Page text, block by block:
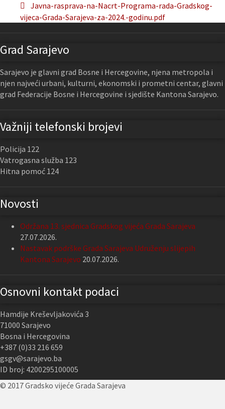
Javna-rasprava-na-Nacrt-Programa-rada-Gradskog-
vijeca-Grada-Sarajeva-za-2024.-godinu.pdf
Grad Sarajevo
Sarajevo je glavni grad Bosne i Hercegovine, njena metropola i
njen najveći urbani, kulturni, ekonomski i prometni centar, glavni
grad Federacije Bosne i Hercegovine i sjedište Kantona Sarajevo.
Važniji telefonski brojevi
Policija 122
Vatrogasna služba 123
Hitna pomoć 124
Novosti
Održana 13. sjednica Gradskog vijeća Grada Sarajeva
27.07.2026.
Nastavak podrške Grada Sarajeva Udruženju slijepih
Kantona Sarajevo 20.07.2026.
Osnovni kontakt podaci
Hamdije Kreševljakovića 3
71000 Sarajevo
Bosna i Hercegovina
+387 (0)33 216 659
gsgv@sarajevo.ba
ID broj: 4200295100005
© 2017 Gradsko vijeće Grada Sarajeva